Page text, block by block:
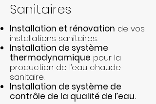
Sanitaires
Installation et rénovation de vos
installations sanitaires.
Installation de système
thermodynamique pour la
production de l’eau chaude
sanitaire.
Installation de système de
contrôle de la qualité de l’eau.